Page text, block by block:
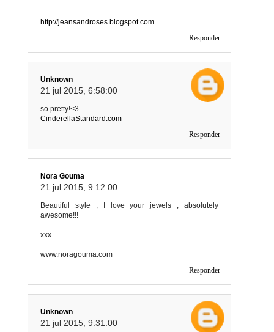
http://jeansandroses.blogspot.com
Responder
Unknown
21 jul 2015, 6:58:00
so pretty!<3
CinderellaStandard.com
Responder
Nora Gouma
21 jul 2015, 9:12:00
Beautiful style , I love your jewels , absolutely
awesome!!!
xxx
www.noragouma.com
Responder
Unknown
21 jul 2015, 9:31:00